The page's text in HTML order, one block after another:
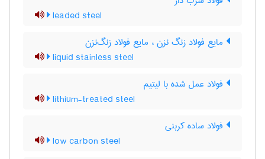
leaded steel
مایع فولاد زنگ نزن ، مایع فولاد زنگ‌نزن
liquid stainless steel
فولاد عمل شده با لیتیم
lithium-treated steel
فولاد ساده کربنی
low carbon steel